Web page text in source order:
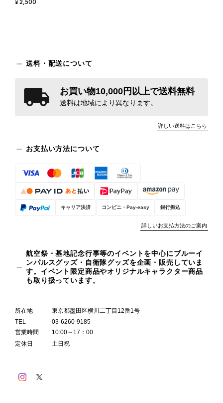
送料・配送について
お買い物10,000円以上で送料無料
送料は地域により異なります。
詳しい送料はこちら
お支払い方法について
キャリア決済 コンビニ・Pay-easy 銀行振込
詳しいお支払方法のご案内
航空祭・基地記念行事等のイベントを中心にブルーイ
ンパルスグッズ・自衛隊グッズを企画・販売していま
す。イベント限定商品やオリジナルキャラクター商品
も取り扱っています。
所在地
東京都墨田区横川二丁目12番1号
TEL
03-6260-9185
営業時間
10:00～17：00
定休日
土日祝